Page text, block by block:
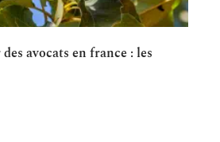
avocats en france : les